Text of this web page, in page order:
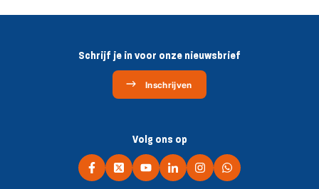
Schrijf je in voor onze nieuwsbrief
Inschrijven
Volg ons op